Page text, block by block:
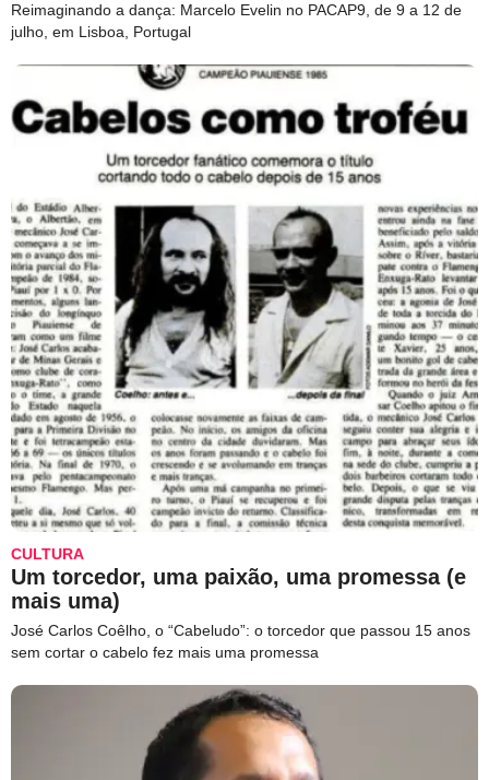
Reimaginando a dança: Marcelo Evelin no PACAP9, de 9 a 12 de
julho, em Lisboa, Portugal
CULTURA
Um torcedor, uma paixão, uma promessa (e
mais uma)
José Carlos Coêlho, o “Cabeludo”: o torcedor que passou 15 anos
sem cortar o cabelo fez mais uma promessa